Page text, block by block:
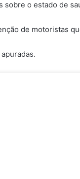
sobre o estado de
de motoristas